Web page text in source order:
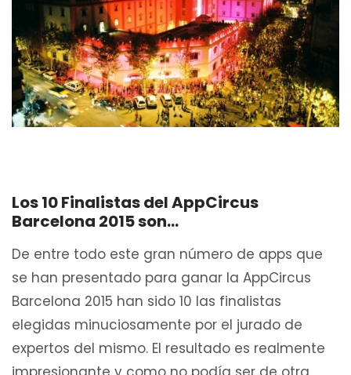
Los 10 Finalistas del AppCircus
Barcelona 2015 son…
De entre todo este gran número de apps que
se han presentado para ganar la AppCircus
Barcelona 2015 han sido 10 las finalistas
elegidas minuciosamente por el jurado de
expertos del mismo. El resultado es realmente